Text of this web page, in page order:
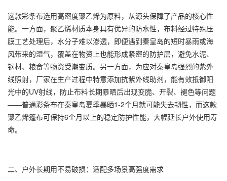
这款彩条布选用高密度聚乙烯为原料，从源头保障了产品的核心性
能。一方面，聚乙烯材质本身具有优异的防水性，布料经过特殊压
膜工艺处理后，水分子难以渗透，即便遇到秦皇岛的短时暴雨或海
风带来的湿气，覆盖在物资上也能形成紧密的防护层，避免水泥、
钢材、粮食等物资受潮变质。另一方面，为应对秦皇岛强烈的紫外
线照射，厂家在生产过程中特意添加抗紫外线助剂，能有效抵御阳
光中的UV射线，防止布料长期暴晒后出现变脆、开裂、褪色等问题
——普通彩条布在秦皇岛夏季暴晒1-2个月就可能失去韧性，而这款
聚乙烯篷布可保持6个月以上的稳定防护性能，大幅延长户外使用寿
命。
二、户外长期用不易破损：适配多场景高强度需求